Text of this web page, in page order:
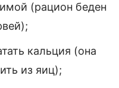
(рацион беден
кальция (она
из яиц);